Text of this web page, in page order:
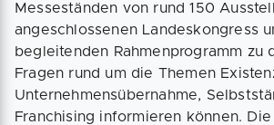
Messeständen von rund 150
angeschlossenen Landeskongress
begleitenden Rahmenprogramm zu
Fragen rund um die Themen
Unternehmensübernahme,
Franchising informieren können.